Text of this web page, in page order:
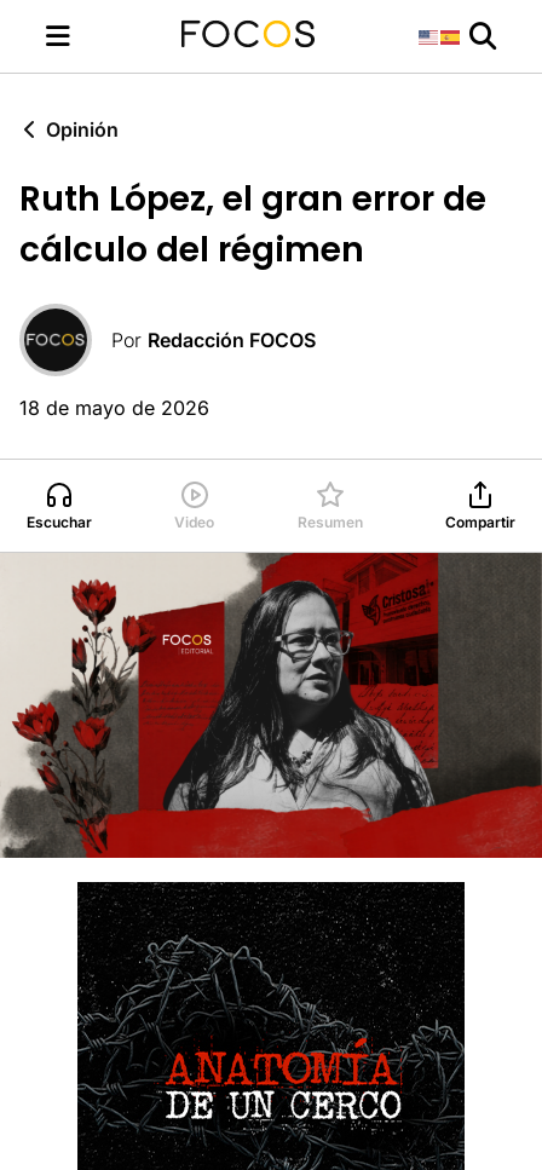
Opinión
Ruth López, el gran error de
cálculo del régimen
Por Redacción FOCOS
18 de mayo de 2026
Escuchar Video Resumen Compartir